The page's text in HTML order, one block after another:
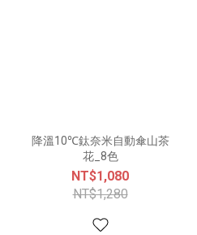
降溫10℃鈦奈米自動傘山茶
花_8色
NT$1,080
NT$1,280